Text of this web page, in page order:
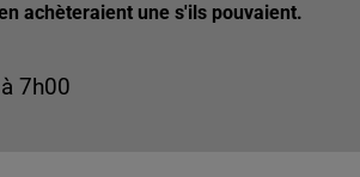
achèteraient une s'ils pouvaient.
7h00